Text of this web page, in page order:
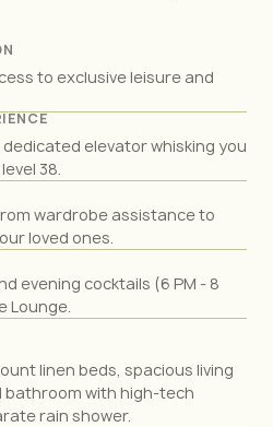
to exclusive leisure and
elevator whisking you
38.
wardrobe assistance to
loved ones.
evening cocktails (6 PM - 8
Lounge.
linen beds, spacious living
bathroom with high-tech
rain shower.